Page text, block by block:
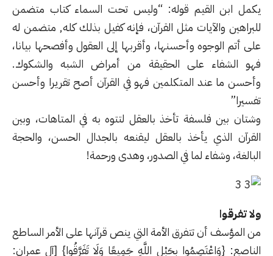
يكمل ابن القيم قوله: “وليس تحت السماء كتاب متضمن
للبراهين والآيات مثل القرآن، فإنه كفيل بذلك كله, متضمن له
على أتم الوجوه وأحسنها، وأقربها إلى العقول وأفصحها بيانا،
فهو الشفاء على الحقيقة من أمراض الشبه والشكوك.
وأحسن ما عند المتكلمين فهو في القرآن أصح تقريرا وأحسن
تفسيرا”
وشتان بين فلسفة تأخذ بالعقل لتتوه به في المتاهات، وبين
القرآن الذي يأخذ بالعقل ليقنعه بالجدال الحسن، والحجة
البالغة، وشفاء لما في الصدور، وهدى ورحمة!
ولا تفرقوا
من المؤسف أن تتفرق الأمة التي ينص قرآنها على الأمر الساطع
الناصع: {وَاعْتَصِمُوا بِحَبْلِ اللَّهِ جَمِيعًا وَلَا تَفَرَّقُوا} [آل عمران: